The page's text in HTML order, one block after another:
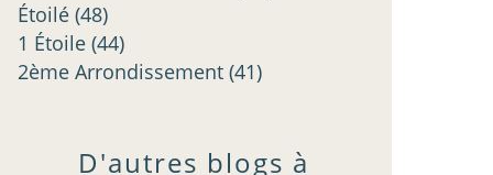
Étoilé (48)
1 Étoile (44)
2ème Arrondissement (41)
D'autres blogs à